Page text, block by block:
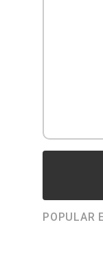
POPULAR